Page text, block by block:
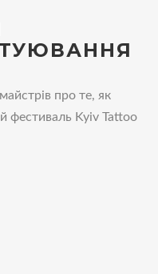
про те, як
фестиваль Kyiv Tattoo